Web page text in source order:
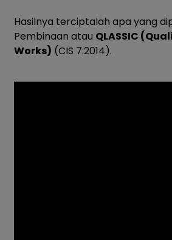
Hasilnya terciptalah apa yang
Pembinaan atau QLASSIC
Works) (CIS 7:2014).